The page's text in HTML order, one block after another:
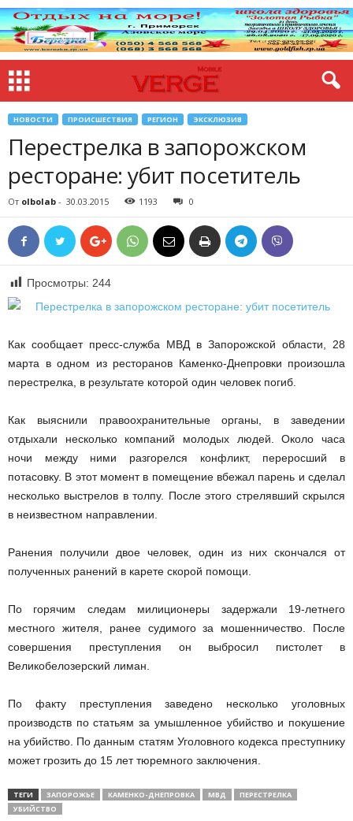
НОВОСТИ ПРОИСШЕСТВИЯ РЕГИОН ЭКСКЛЮЗИВ
Перестрелка в запорожском
ресторане: убит посетитель
От olbolab - 30.03.2015 1193 0
Просмотры: 244
Как сообщает пресс-служба МВД в Запорожской области, 28
марта в одном из ресторанов Каменко-Днепровки произошла
перестрелка, в результате которой один человек погиб.
Как выяснили правоохранительные органы, в заведении
отдыхали несколько компаний молодых людей. Около часа
ночи между ними разгорелся конфликт, переросший в
потасовку. В этот момент в помещение вбежал парень и сделал
несколько выстрелов в толпу. После этого стрелявший скрылся
в неизвестном направлении.
Ранения получили двое человек, один из них скончался от
полученных ранений в карете скорой помощи.
По горячим следам милиционеры задержали 19-летнего
местного жителя, ранее судимого за мошенничество. После
совершения преступления он выбросил пистолет в
Великобелозерский лиман.
По факту преступления заведено несколько уголовных
производств по статьям за умышленное убийство и покушение
на убийство. По данным статям Уголовного кодекса преступнику
может грозить до 15 лет тюремного заключения.
ТЕГИ ЗАПОРОЖЬЕ КАМЕНКО-ДНЕПРОВКА МВД
ПЕРЕСТРЕЛКА
УБИЙСТВО